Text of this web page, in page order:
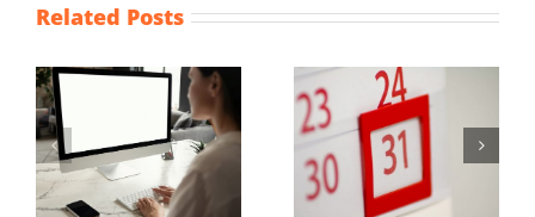
Related Posts
Vaststellingsaanvraag
NOW-1
Maximum
uurprijzen
2022